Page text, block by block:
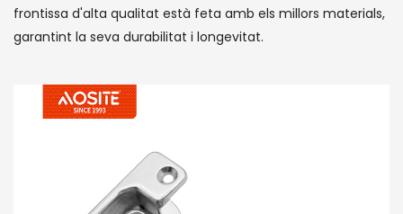
frontissa d'alta qualitat està feta amb els millors materials,
garantint la seva durabilitat i longevitat.